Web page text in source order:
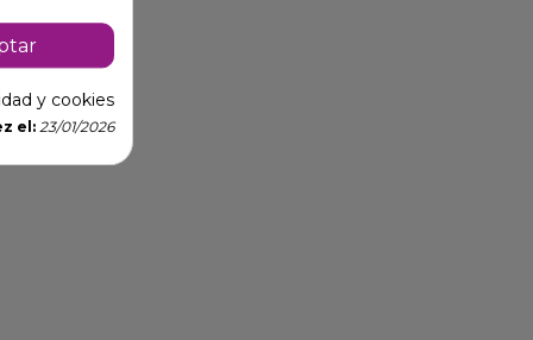
y cookies
el: 23/01/2026